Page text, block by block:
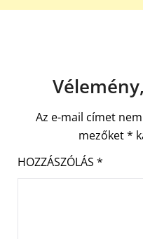
Az e-mail címet
mezőket*
HOZZÁSZÓLÁS *